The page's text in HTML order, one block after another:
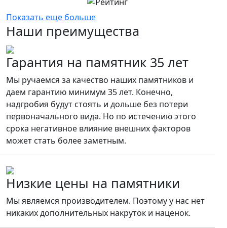
Показать еще больше
Наши преимущества
Гарантия на памятник 35 лет
Мы ручаемся за качество наших памятников и
даем гарантию минимум 35 лет. Конечно,
надгробия будут стоять и дольше без потери
первоначального вида. Но по истечению этого
срока негативное влияние внешних факторов
может стать более заметным.
Низкие цены на памятники
Мы являемся производителем. Поэтому у нас нет
никаких дополнительных накруток и наценок.